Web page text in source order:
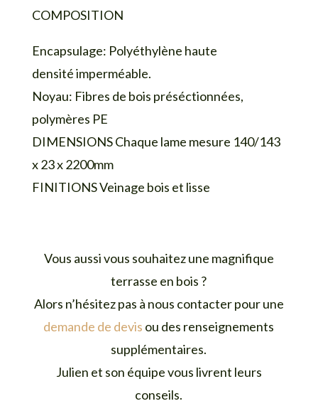
COMPOSITION
Encapsulage: Polyéthylène haute
densité imperméable.
Noyau: Fibres de bois préséctionnées,
polymères PE
DIMENSIONS Chaque lame mesure 140/143
x 23 x 2200mm
FINITIONS Veinage bois et lisse
Vous aussi vous souhaitez une magnifique
terrasse en bois ?
Alors n’hésitez pas à nous contacter pour une
demande de devis ou des renseignements
supplémentaires.
Julien et son équipe vous livrent leurs
conseils.